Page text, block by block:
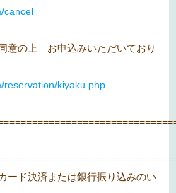
cancel
意の上 お申込みいただいており
reservation/kiyaku.php
ード決済または銀行振り込みのい